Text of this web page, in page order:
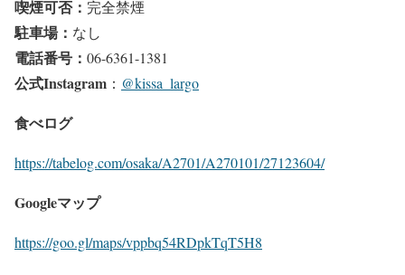
喫煙可否： 完全禁煙
駐車場： なし
電話番号 ： 06-6361-1381
公式Instagram ： @kissa_largo
食べログ
https://tabelog.com/osaka/A2701/A270101/27123604/
Googleマップ
https://goo.gl/maps/vppbq54RDpkTqT5H8